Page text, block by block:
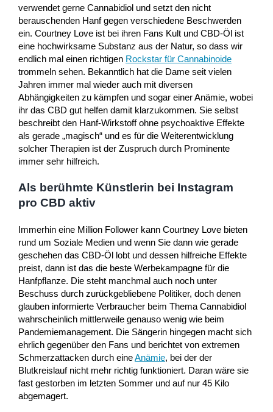
verwendet gerne Cannabidiol und setzt den nicht
berauschenden Hanf gegen verschiedene Beschwerden
ein. Courtney Love ist bei ihren Fans Kult und CBD-Öl ist
eine hochwirksame Substanz aus der Natur, so dass wir
endlich mal einen richtigen Rockstar für Cannabinoide
trommeln sehen. Bekanntlich hat die Dame seit vielen
Jahren immer mal wieder auch mit diversen
Abhängigkeiten zu kämpfen und sogar einer Anämie, wobei
ihr das CBD gut helfen damit klarzukommen. Sie selbst
beschreibt den Hanf-Wirkstoff ohne psychoaktive Effekte
als gerade „magisch“ und es für die Weiterentwicklung
solcher Therapien ist der Zuspruch durch Prominente
immer sehr hilfreich.
Als berühmte Künstlerin bei Instagram
pro CBD aktiv
Immerhin eine Million Follower kann Courtney Love bieten
rund um Soziale Medien und wenn Sie dann wie gerade
geschehen das CBD-Öl lobt und dessen hilfreiche Effekte
preist, dann ist das die beste Werbekampagne für die
Hanfpflanze. Die steht manchmal auch noch unter
Beschuss durch zurückgebliebene Politiker, doch denen
glauben informierte Verbraucher beim Thema Cannabidiol
wahrscheinlich mittlerweile genauso wenig wie beim
Pandemiemanagement. Die Sängerin hingegen macht sich
ehrlich gegenüber den Fans und berichtet von extremen
Schmerzattacken durch eineAnämie, bei der der
Blutkreislauf nicht mehr richtig funktioniert. Daran wäre sie
fast gestorben im letzten Sommer und auf nur 45 Kilo
abgemagert.